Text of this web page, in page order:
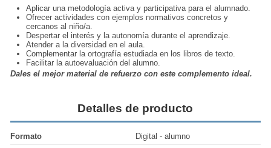
Aplicar una metodología activa y participativa para el alumnado.
Ofrecer actividades con ejemplos normativos concretos y
cercanos al niño/a.
Despertar el interés y la autonomía durante el aprendizaje.
Atender a la diversidad en el aula.
Complementar la ortografía estudiada en los libros de texto.
Facilitar la autoevaluación del alumno.
Dales el mejor material de refuerzo con este complemento ideal.
Detalles de producto
Formato
Digital - alumno